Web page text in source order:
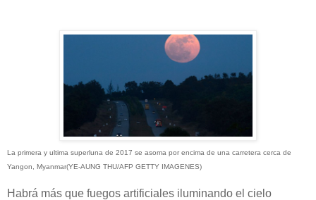
La primera y ultima superluna de 2017 se asoma por encima de una carretera cerca de
Yangon, Myanmar(YE-AUNG THU/AFP GETTY IMAGENES)
Habrá más que fuegos artificiales iluminando el cielo